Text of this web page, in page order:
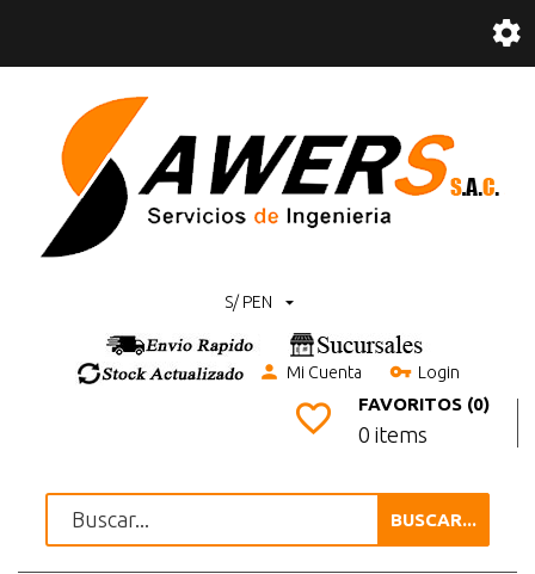
S/ PEN
Mi Cuenta Login
FAVORITOS (0)
0 items
BUSCAR...